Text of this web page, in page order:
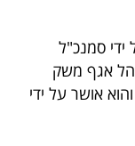
סמנכ"ל
אגף משק
אושר על ידי